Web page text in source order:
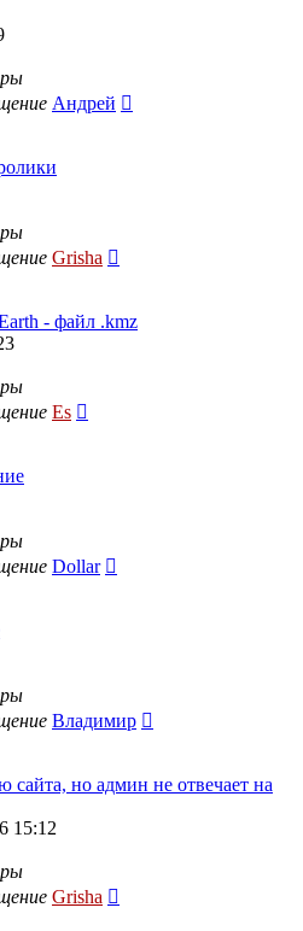
Андрей
Grisha
- файл .kmz
Es
Dollar
Владимир
сайта, но админ не отвечает на
15:12
Grisha